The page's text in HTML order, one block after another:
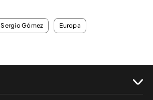
Sergio Gómez Europa